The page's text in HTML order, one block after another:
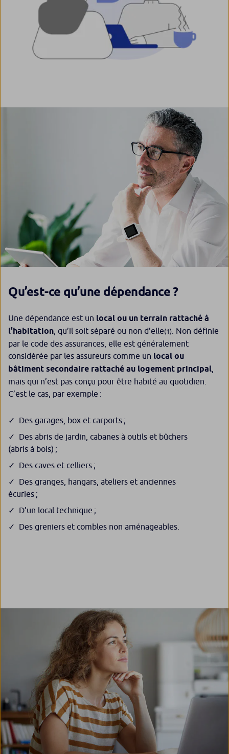
Qu’est-ce qu’une dépendance ?
Une dépendance est un local ou un terrain rattaché à
l’habitation , qu’il soit séparé ou non d’elle(1) . Non définie
par le code des assurances, elle est généralement
considérée par les assureurs comme un local ou
bâtiment secondaire rattaché au logement principal
mais qui n’est pas conçu pour être habité au quotidien.
C’est le cas, par exemple :
Des garages, box et carports ;
Des abris de jardin, cabanes à outils et bûchers
(abris à bois) ;
Des caves et celliers ;
Des granges, hangars, ateliers et anciennes
écuries ;
D’un local technique ;
Des greniers et combles non aménageables.